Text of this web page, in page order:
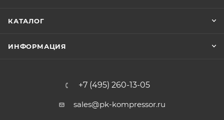
КАТАЛОГ
ИНФОРМАЦИЯ
+7 (495) 260-13-05
sales@pk-kompressor.ru